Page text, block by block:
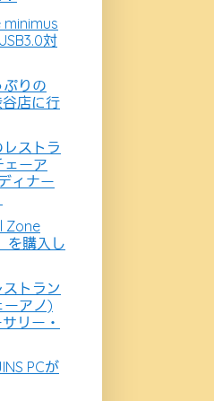
minimus
対
りの
谷店に行
ストラ
ーア
ィナー
Zone
を購入し
トラン
ーアノ)
リー・
PCが